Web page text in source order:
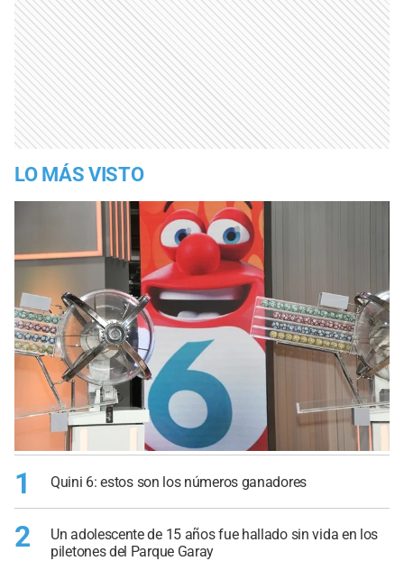
LO MÁS VISTO
1 Quini 6: estos son los números ganadores
2
Un adolescente de 15 años fue hallado sin vida en los
piletones del Parque Garay